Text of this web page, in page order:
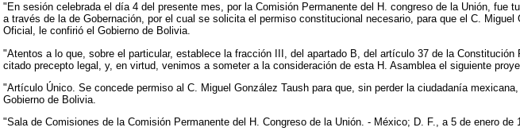
"En sesión celebrada el día 4 del presente mes, por la Comisión Permanente del H. congreso de la Unión,
a través de la de Gobernación, por el cual se solicita el permiso constitucional necesario, para que el C.
Oficial, le confirió el Gobierno de Bolivia.
"Atentos a lo que, sobre el particular, establece la fracción III, del apartado B, del artículo 37 de la
citado precepto legal, y, en virtud, venimos a someter a la consideración de esta H. Asamblea el siguiente
"Artículo Único. Se concede permiso al C. Miguel González Taush para que, sin perder la ciudadanía
Gobierno de Bolivia.
"Sala de Comisiones de la Comisión Permanente del H. Congreso de la Unión. - México; D. F., a 5 de enero